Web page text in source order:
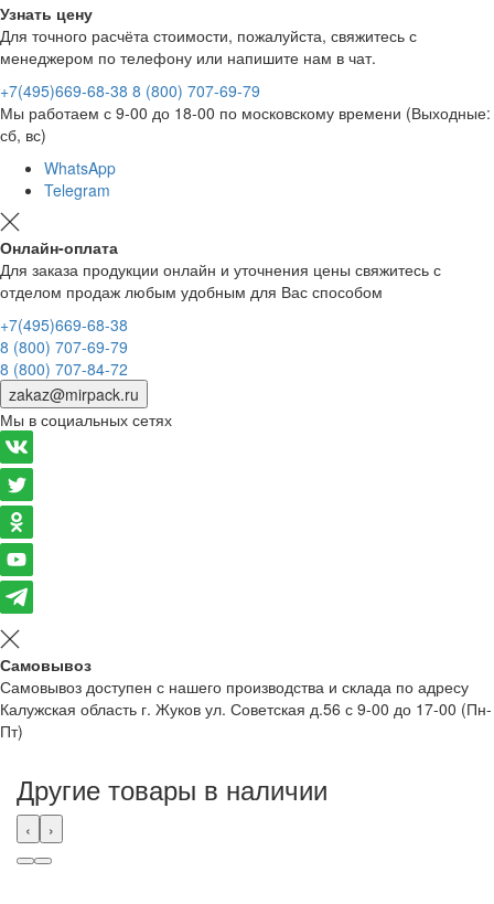
Узнать цену
Для точного расчёта стоимости, пожалуйста, свяжитесь с
менеджером по телефону или напишите нам в чат.
+7(495)669-68-38 8 (800) 707-69-79
Мы работаем с 9-00 до 18-00 по московскому времени (Выходные:
сб, вс)
WhatsApp
Telegram
Онлайн-оплата
Для заказа продукции онлайн и уточнения цены свяжитесь с
отделом продаж любым удобным для Вас способом
+7(495)669-68-38
8 (800) 707-69-79
8 (800) 707-84-72
zakaz@mirpack.ru
Мы в социальных сетях
Самовывоз
Самовывоз доступен с нашего производства и склада по адресу
Калужская область г. Жуков ул. Советская д.56 с 9-00 до 17-00 (Пн-
Пт)
Другие товары в наличии
‹ ›